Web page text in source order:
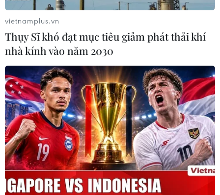
Ca nhiễm 2019-nCoV đầu tiên tại Canada là một người
đàn ông trong độ tuổi 50, trở về Toronto từ Vũ Hán,
Trung Quốc.
vietnamplus.vn
Thụy Sĩ khó đạt mục tiêu giảm phát thải khí
nhà kính vào năm 2030